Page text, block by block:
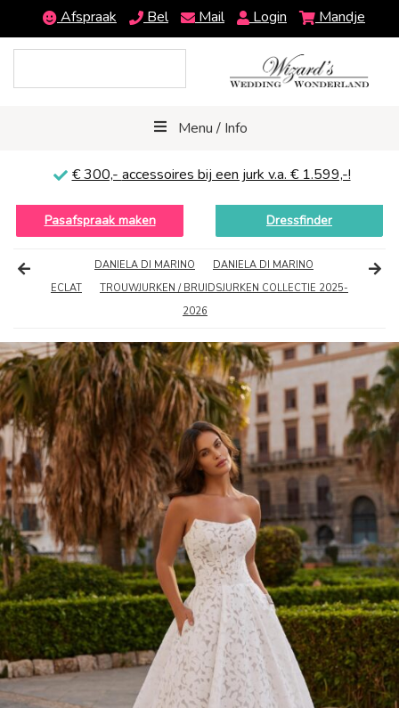
Afspraak Bel Mail Login Mandje
Menu / Info
€ 300,- accessoires bij een jurk v.a. € 1.599,-!
Pasafspraak maken Dressfinder
DANIELA DI MARINO
DANIELA DI MARINO
ECLAT
TROUWJURKEN / BRUIDSJURKEN COLLECTIE 2025-
2026